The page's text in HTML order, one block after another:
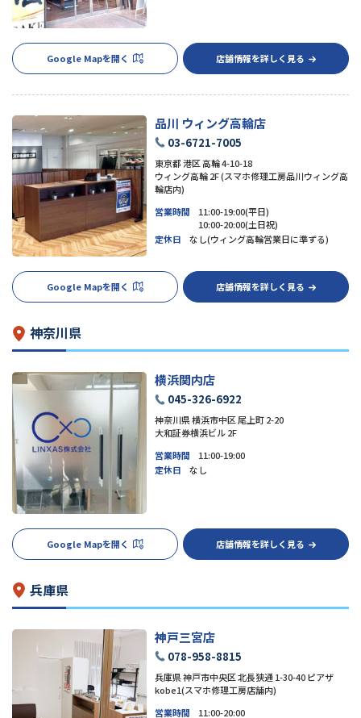
Google Mapを開く 店舗情報を詳しく見る
品川 ウィング高輪店
03-6721-7005
東京都 港区 高輪 4-10-18
ウィング高輪 2F (スマホ修理工房品川ウィング高
輪店内)
営業時間
11:00-19:00(平日)
10:00-20:00(土日祝)
定休日
なし(ウィング高輪営業日に準ずる)
Google Mapを開く 店舗情報を詳しく見る
神奈川県
横浜関内店
045-326-6922
神奈川県 横浜市中区 尾上町 2-20
大和証券横浜ビル 2F
営業時間
11:00-19:00
定休日
なし
Google Mapを開く 店舗情報を詳しく見る
兵庫県
神戸三宮店
078-958-8815
兵庫県 神戸市中央区 北長狭通 1-30-40 ピアザ
kobe1(スマホ修理工房店舗内)
営業時間
11:00-20:00